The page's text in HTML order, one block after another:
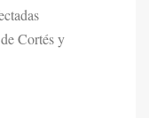
Cortés y